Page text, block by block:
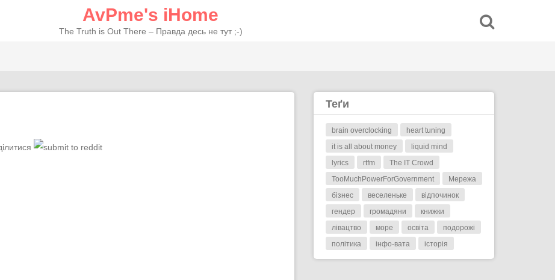
AvPme's iHome
The Truth is Out There – Правда десь не тут ;-)
Теґи
brain overclocking
heart tuning
it is all about money
liquid mind
lyrics
rtfm
The IT Crowd
TooMuchPowerForGovernment
Мережа
бізнес
веселеньке
відпочинок
гендер
громадяни
книжки
лівацтво
море освіта
подорожі
політика
інфо-вата історія